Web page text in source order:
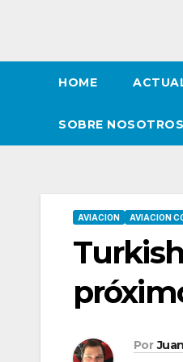
HOME
SOBRE NOSOTROS
AVIACION AVIACION
Por